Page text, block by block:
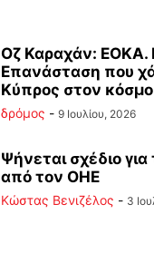
Οζ Καραχάν: ΕΟΚΑ.
Επανάσταση που
Κύπρος στον κόσμο
δρόμος - 9 Ιουλίου, 2026
Ψήνεται σχέδιο
από τον ΟΗΕ
Κώστας Βενιζέλος - 3